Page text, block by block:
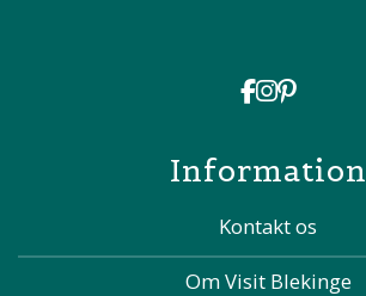
Information
Kontakt os
Om Visit Blekinge